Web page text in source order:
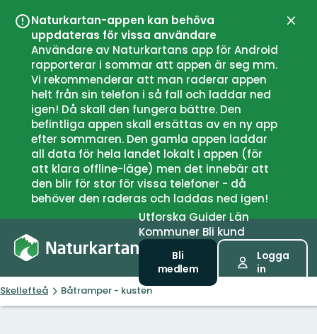
Naturkartan-appen kan behöva
uppdateras för vissa användare
Användare av Naturkartans app för Android
rapporterar i sommar att appen är seg mm.
Vi rekommenderar att man raderar appen
helt från sin telefon i så fall och laddar ned
igen! Då skall den fungera bättre. Den
befintliga appen skall ersättas av en ny app
efter sommaren. Den gamla appen laddar
all data för hela landet lokalt i appen (för
att klara offline-läge) men det innebär att
den blir för stor för vissa telefoner - då
behöver den raderas och laddas ned igen!
UtforskaGuiderLän
Kommuner Bli kund
Bli
medlem
Logga
in
Skellefteå Båtramper - kusten